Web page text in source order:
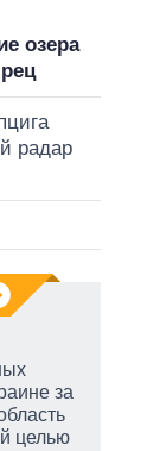
озера
радар
за
целью